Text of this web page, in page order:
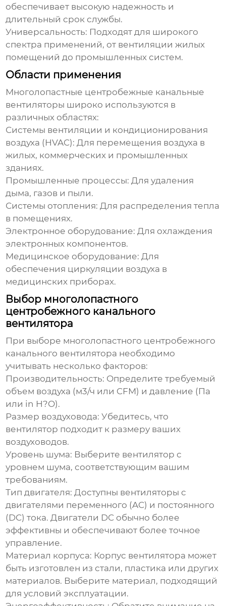
обеспечивает высокую надежность и
длительный срок службы.
Универсальность: Подходят для широкого
спектра применений, от вентиляции жилых
помещений до промышленных систем.
Области применения
Многолопастные центробежные канальные
вентиляторы широко используются в
различных областях:
Системы вентиляции и кондиционирования
воздуха (HVAC): Для перемещения воздуха в
жилых, коммерческих и промышленных
зданиях.
Промышленные процессы: Для удаления
дыма, газов и пыли.
Системы отопления: Для распределения тепла
в помещениях.
Электронное оборудование: Для охлаждения
электронных компонентов.
Медицинское оборудование: Для
обеспечения циркуляции воздуха в
медицинских приборах.
Выбор многолопастного
центробежного канального
вентилятора
При выборе многолопастного центробежного
канального вентилятора необходимо
учитывать несколько факторов:
Производительность: Определите требуемый
объем воздуха (м3/ч или CFM) и давление (Па
или in H?O).
Размер воздуховода: Убедитесь, что
вентилятор подходит к размеру ваших
воздуховодов.
Уровень шума: Выберите вентилятор с
уровнем шума, соответствующим вашим
требованиям.
Тип двигателя: Доступны вентиляторы с
двигателями переменного (AC) и постоянного
(DC) тока. Двигатели DC обычно более
эффективны и обеспечивают более точное
управление.
Материал корпуса: Корпус вентилятора может
быть изготовлен из стали, пластика или других
материалов. Выберите материал, подходящий
для условий эксплуатации.